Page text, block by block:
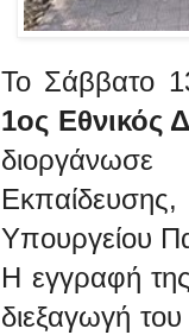
Το Σάββατο
1ος Εθνικός
Υπουργείου
Η εγγραφή
διεξαγωγή